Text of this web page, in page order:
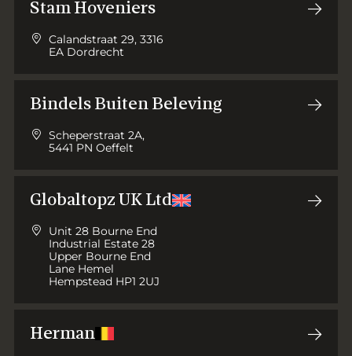
Stam Hoveniers
Calandstraat 29, 3316
EA Dordrecht
Bindels Buiten Beleving
Scheperstraat 2A,
5441 PN Oeffelt
Globaltopz UK Ltd
Unit 28 Bourne End
Industrial Estate 28
Upper Bourne End
Lane Hemel
Hempstead HP1 2UJ
Herman